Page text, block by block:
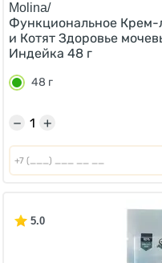
Molina/
Функциональное Крем-
и Котят Здоровье
Индейка 48 г
48 г
+
−
5.0